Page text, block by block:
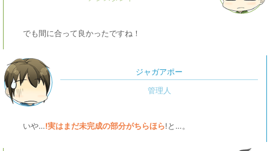
でも間に合って良かったですね！
ジャガアポー
いや…!実はまだ未完成の部分がちらほら!と…。